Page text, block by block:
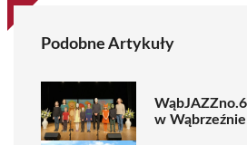
Podobne Artykuły
w Wąbrzeźnie